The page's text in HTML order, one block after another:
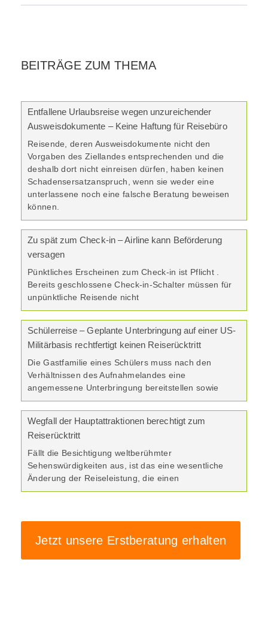
BEITRÄGE ZUM THEMA
Entfallene Urlaubsreise wegen unzureichender
Ausweisdokumente – Keine Haftung für Reisebüro
Reisende, deren Ausweisdokumente nicht den
Vorgaben des Ziellandes entsprechenden und die
deshalb dort nicht einreisen dürfen, haben keinen
Schadensersatzanspruch, wenn sie weder eine
unterlassene noch eine falsche Beratung beweisen
können.
Zu spät zum Check-in – Airline kann Beförderung
versagen
Pünktliches Erscheinen zum Check-in ist Pflicht .
Bereits geschlossene Check-in-Schalter müssen für
unpünktliche Reisende nicht
Schülerreise – Geplante Unterbringung auf einer US-
Militärbasis rechtfertigt keinen Reiserücktritt
Die Gastfamilie eines Schülers muss nach den
Verhältnissen des Aufnahmelandes eine
angemessene Unterbringung bereitstellen sowie
Wegfall der Hauptattraktionen berechtigt zum
Reiserücktritt
Fällt die Besichtigung weltberühmter
Sehenswürdigkeiten aus, ist das eine wesentliche
Änderung der Reiseleistung, die einen
Jetzt unsere Erstberatung erhalten